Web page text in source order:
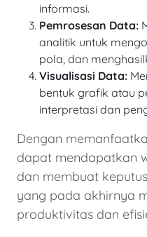
informasi.
Pemrosesan Data:
analitik untuk
pola, dan
Visualisasi Data:
bentuk grafik atau
interpretasi dan
Dengan
dapat mendapatkan
dan membuat
yang pada akhirnya
produktivitas dan